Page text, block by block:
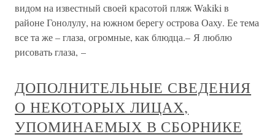
видом на известный своей красотой пляж Wakiki в
районе Гонолулу, на южном берегу острова Оаху. Ее тема
все та же – глаза, огромные, как блюдца.– Я люблю
рисовать глаза, –
ДОПОЛНИТЕЛЬНЫЕ СВЕДЕНИЯ
О НЕКОТОРЫХ ЛИЦАХ,
УПОМИНАЕМЫХ В СБОРНИКЕ